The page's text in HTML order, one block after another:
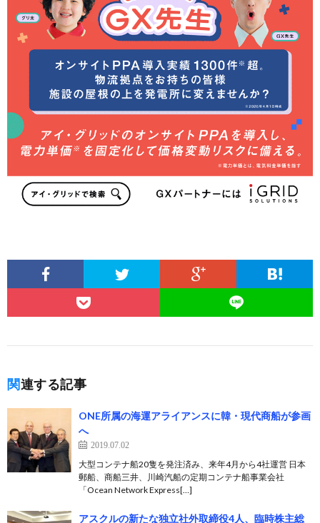
関連する記事
ONE所属の海運アライアンスに韓・現代商船が参画
へ
2019.07.02
大型コンテナ船20隻を発注済み、来年4月から4社運営 日本
郵船、商船三井、川崎汽船の定期コンテナ船事業会社
「Ocean Network Express[…]
アスクルの新たな独立社外取締役4人、臨時株主総